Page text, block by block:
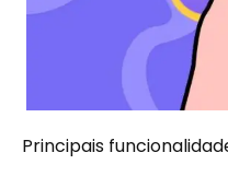
Principais